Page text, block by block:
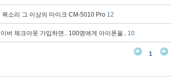
목소리 그 이상의 마이크 CM-5010 Pro 12
버 체크아웃 가입하면.. 100명에게 아이폰을.. 10
1